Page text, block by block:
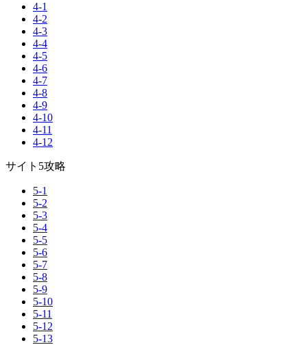
4-1
4-2
4-3
4-4
4-5
4-6
4-7
4-8
4-9
4-10
4-11
4-12
サイト5攻略
5-1
5-2
5-3
5-4
5-5
5-6
5-7
5-8
5-9
5-10
5-11
5-12
5-13